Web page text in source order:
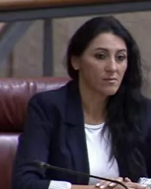
OCT 2025 - 20:49h.
La formación Por Andalucía
han sido manipuladas con la
Juana Moreno contesta: "Los
de que las mentiras, los bulos
mamografía de Anabel
del fallo informáticode los últimos